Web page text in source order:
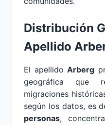
Distribución
Apellido
El apellidoArberg
geográfica que
migraciones
según los datos, es
personas,